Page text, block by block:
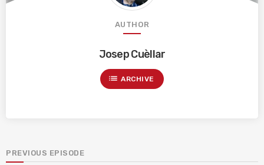
AUTHOR
Josep Cuèllar
list ARCHIVE
PREVIOUS EPISODE